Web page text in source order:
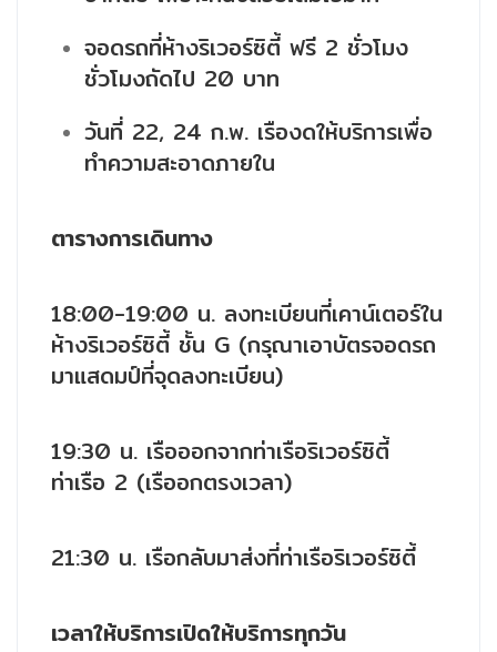
จอดรถที่ห้างริเวอร์ซิตี้ ฟรี 2 ชั่วโมง
ชั่วโมงถัดไป 20 บาท
วันที่ 22, 24 ก.พ. เรืองดให้บริการเพื่อ
ทำความสะอาดภายใน
ตารางการเดินทาง
18:00-19:00 น. ลงทะเบียนที่เคาน์เตอร์ใน
ห้างริเวอร์ซิตี้ ชั้น G (กรุณาเอาบัตรจอดรถ
มาแสดมป์ที่จุดลงทะเบียน)
19:30 น. เรือออกจากท่าเรือริเวอร์ซิตี้
ท่าเรือ 2 (เรืออกตรงเวลา)
21:30 น. เรือกลับมาส่งที่ท่าเรือริเวอร์ซิตี้
เวลาให้บริการเปิดให้บริการทุกวัน